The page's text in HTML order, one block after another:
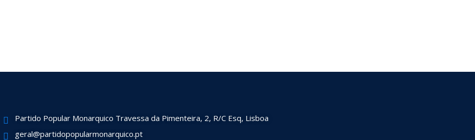
Partido Popular Monarquico Travessa da Pimenteira, 2, R/C Esq, Lisboa
geral@partidopopularmonarquico.pt